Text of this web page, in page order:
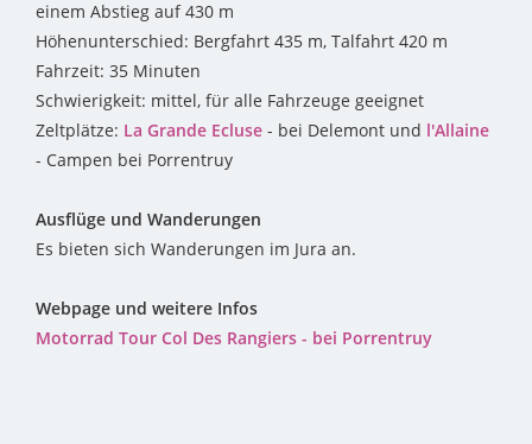
einem Abstieg auf 430 m
Höhenunterschied: Bergfahrt 435 m, Talfahrt 420 m
Fahrzeit: 35 Minuten
Schwierigkeit: mittel, für alle Fahrzeuge geeignet
Zeltplätze: La Grande Ecluse - bei Delemont und l'Allaine
- Campen bei Porrentruy
Ausflüge und Wanderungen
Es bieten sich Wanderungen im Jura an.
Webpage und weitere Infos
Motorrad Tour Col Des Rangiers - bei Porrentruy